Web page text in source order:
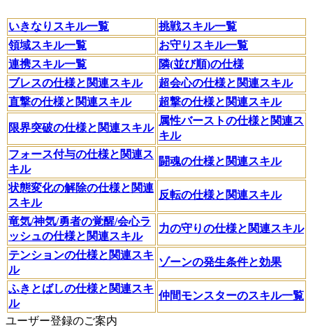
いきなりスキル一覧
挑戦スキル一覧
領域スキル一覧
お守りスキル一覧
連携スキル一覧
隣(並び順)の仕様
ブレスの仕様と関連スキル
超会心の仕様と関連スキル
直撃の仕様と関連スキル
超撃の仕様と関連スキル
限界突破の仕様と関連スキル
属性バーストの仕様と関連ス
キル
フォース付与の仕様と関連ス
キル
闘魂の仕様と関連スキル
状態変化の解除の仕様と関連
スキル
反転の仕様と関連スキル
竜気/神気/勇者の覚醒/会心ラ
ッシュの仕様と関連スキル
力の守りの仕様と関連スキル
テンションの仕様と関連スキ
ル
ゾーンの発生条件と効果
ふきとばしの仕様と関連スキ
ル
仲間モンスターのスキル一覧
ユーザー登録のご案内